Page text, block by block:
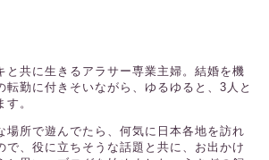
と共に生きるアラサー専業主婦。結婚を機
転勤に付きそいながら、ゆるゆると、3人と
。
場所で遊んでたら、何気に日本各地を訪れ
で、役に立ちそうな話題と共に、お出かけ